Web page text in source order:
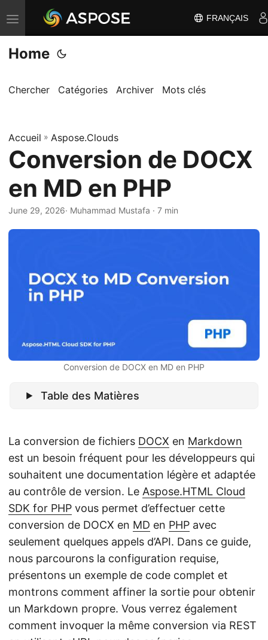
B
a
s
u
r
l
a
n
a
FRANÇAIS
Home
Chercher Catégories Archiver Mots clés
Accueil » Aspose.Clouds
Conversion de DOCX
en MD en PHP
June 29, 2026· Muhammad Mustafa · 7 min
Conversion de DOCX en MD en PHP
Table des Matières
La conversion de fichiers DOCX en Markdown
est un besoin fréquent pour les développeurs qui
souhaitent une documentation légère et adaptée
au contrôle de version. Le Aspose.HTML Cloud
SDK for PHP vous permet d’effectuer cette
conversion de DOCX en MD en PHP avec
seulement quelques appels d’API. Dans ce guide,
nous parcourons la configuration requise,
présentons un exemple de code complet et
montrons comment affiner la sortie pour obtenir
un Markdown propre. Vous verrez également
comment invoquer la même conversion via REST